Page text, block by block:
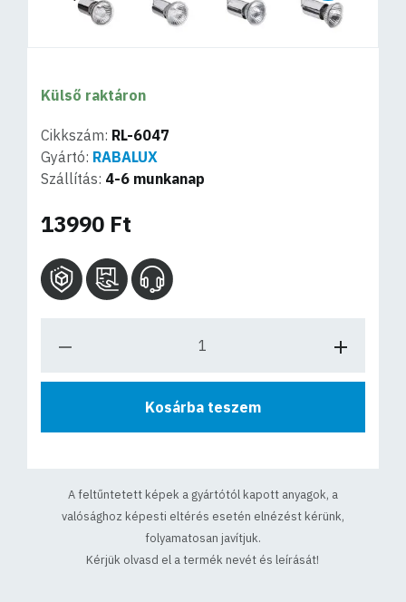
Külső raktáron
Cikkszám: RL-6047
Gyártó: RABALUX
Szállítás: 4-6 munkanap
13990 Ft
Kosárba teszem
A feltűntetett képek a gyártótól kapott anyagok, a
valósághoz képesti eltérés esetén elnézést kérünk,
folyamatosan javítjuk.
Kérjük olvasd el a termék nevét és leírását!